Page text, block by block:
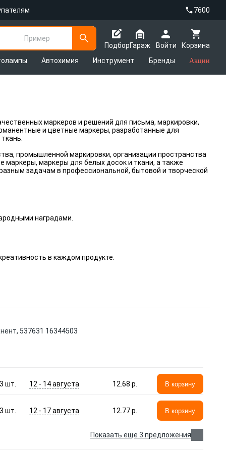
7600
Пример
Подбор
Корзина
Гараж
Войти
Автохимия Инструмент Бренды Акции
маркеров и решений для письма, маркировки,
и цветные маркеры, разработанные для
промышленной маркировки, организации пространства
маркеры для белых досок и ткани, а также
задачам в профессиональной, бытовой и творческой
наградами.
в каждом продукте.
537631 16344503
3 шт. 12 - 14 августа 12.68 p. В корзину
3 шт. 12 - 17 августа 12.77 p. В корзину
Показать еще 3 предложения